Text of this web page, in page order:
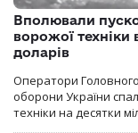
Вполювали
ворожої техніки
доларів
Оператори Головного
оборони України
техніки на десятки